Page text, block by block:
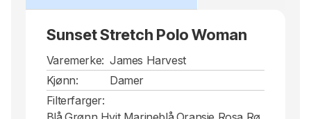
Sunset Stretch Polo Woman
Varemerke: James Harvest
Kjønn:
Damer
Filterfarger: